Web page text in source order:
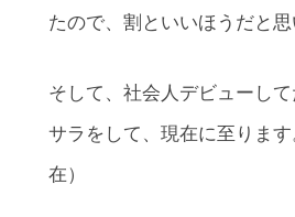
たので、割といいほうだと思
そして、社会人デビューし
サラをして、現在に至りま
在）